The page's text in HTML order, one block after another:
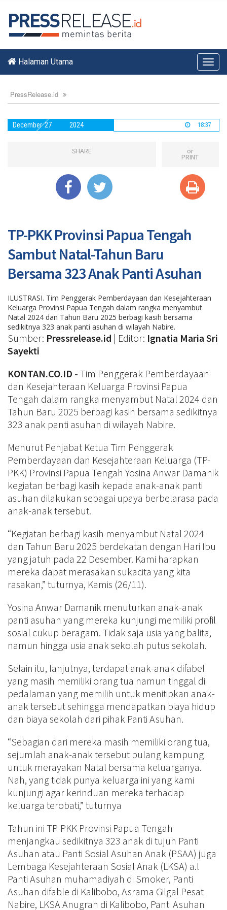
Halaman Utama
PressRelease.id
December 27 2024 18:37
SHARE or
PRINT
TP-PKK Provinsi Papua Tengah
Sambut Natal-Tahun Baru
Bersama 323 Anak Panti Asuhan
ILUSTRASI. Tim Penggerak Pemberdayaan dan Kesejahteraan
Keluarga Provinsi Papua Tengah dalam rangka menyambut
Natal 2024 dan Tahun Baru 2025 berbagi kasih bersama
sedikitnya 323 anak panti asuhan di wilayah Nabire.
Sumber: Pressrelease.id | Editor: Ignatia Maria Sri
Sayekti
KONTAN.CO.ID - Tim Penggerak Pemberdayaan
dan Kesejahteraan Keluarga Provinsi Papua
Tengah dalam rangka menyambut Natal 2024 dan
Tahun Baru 2025 berbagi kasih bersama sedikitnya
323 anak panti asuhan di wilayah Nabire.
Menurut Penjabat Ketua Tim Penggerak
Pemberdayaan dan Kesejahteraan Keluarga (TP-
PKK) Provinsi Papua Tengah Yosina Anwar Damanik
kegiatan berbagi kasih kepada anak-anak panti
asuhan dilakukan sebagai upaya berbelarasa pada
anak-anak tersebut.
“Kegiatan berbagi kasih menyambut Natal 2024
dan Tahun Baru 2025 berdekatan dengan Hari Ibu
yang jatuh pada 22 Desember. Kami harapkan
mereka dapat merasakan sukacita yang kita
rasakan,” tuturnya, Kamis (26/11).
Yosina Anwar Damanik menuturkan anak-anak
panti asuhan yang mereka kunjungi memiliki profil
sosial cukup beragam. Tidak saja usia yang balita,
namun hingga usia anak sekolah putus sekolah.
Selain itu, lanjutnya, terdapat anak-anak difabel
yang masih memiliki orang tua namun tinggal di
pedalaman yang memilih untuk menitipkan anak-
anak tersebut sehingga mendapatkan biaya hidup
dan biaya sekolah dari pihak Panti Asuhan.
“Sebagian dari mereka masih memiliki orang tua,
sejumlah anak-anak tersebut pulang kampung
untuk merayakan Natal bersama keluarganya.
Nah, yang tidak punya keluarga ini yang kami
kunjungi agar kerinduan mereka terhadap
keluarga terobati,” tuturnya
Tahun ini TP-PKK Provinsi Papua Tengah
menjangkau sedikitnya 323 anak di tujuh Panti
Asuhan atau Panti Sosial Asuhan Anak (PSAA) juga
Lembaga Kesejahteraan Sosial Anak (LKSA) a.l
Panti Asuhan muhamadiyah di Smoker, Panti
Asuhan difable di Kalibobo, Asrama Gilgal Pesat
Nabire, LKSA Anugrah di Kalibobo, Panti Asuhan